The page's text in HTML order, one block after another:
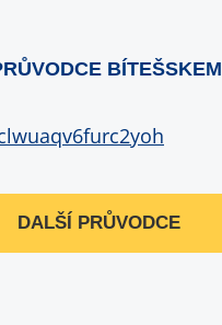
BÍTEŠSKEM
DALŠÍ PRŮVODCE